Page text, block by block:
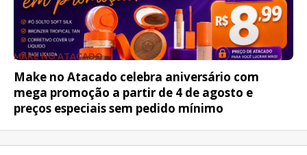
MAKE NO ATACADO
Make no Atacado celebra aniversário com
mega promoção a partir de 4 de agosto e
preços especiais sem pedido mínimo